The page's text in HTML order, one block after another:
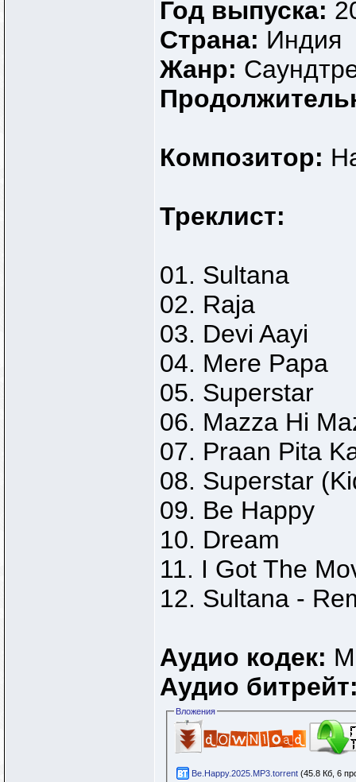
Год выпуска:
Страна: Индия
Жанр:
Композитор:
Треклист:
01. Sultana
02. Raja
03. Devi Aayi
04. Mere Papa
05. Superstar
06. Mazza Hi
07. Praan Pita
08. Superstar
09. Be Happy
10. Dream
11. I Got The
12. Sultana -
Аудио кодек:
Аудио
Вложения
Be.Happy.2025.MP3.torrent (45.8 Кб, 6